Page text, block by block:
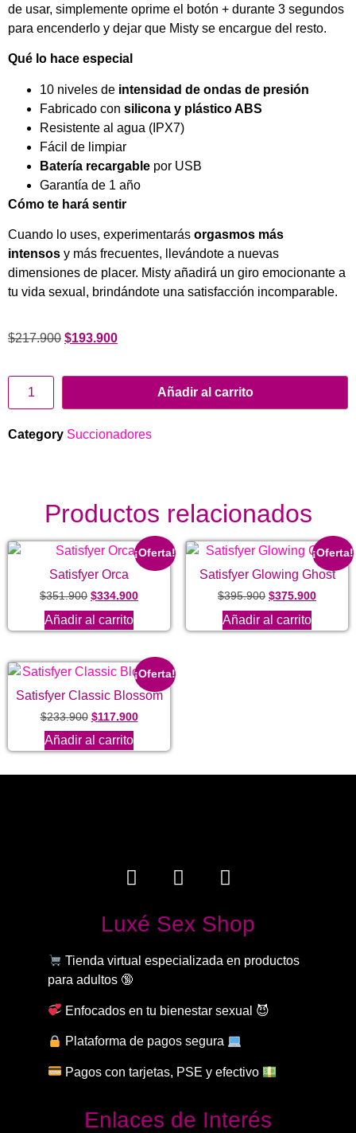
de usar, simplemente oprime el botón + durante 3 segundos
para encenderlo y dejar que Misty se encargue del resto.
Qué lo hace especial
10 niveles de intensidad de ondas de presión
Fabricado con silicona y plástico ABS
Resistente al agua (IPX7)
Fácil de limpiar
Batería recargable por USB
Garantía de 1 año
Cómo te hará sentir
Cuando lo uses, experimentarás orgasmos más
intensos y más frecuentes, llevándote a nuevas
dimensiones de placer. Misty añadirá un giro emocionante a
tu vida sexual, brindándote una satisfacción incomparable.
$217.900 $193.900
Añadir al carrito
Category Succionadores
Productos relacionados
¡Oferta!
Satisfyer Orca
$351.900 $334.900
Añadir al carrito
¡Oferta!
Satisfyer Glowing Ghost
$395.900 $375.900
Añadir al carrito
¡Oferta!
Satisfyer Classic Blossom
$233.900 $117.900
Añadir al carrito
Luxé Sex Shop
Tienda virtual especializada en productos
para adultos 🔞
Enfocados en tu bienestar sexual 😈
Plataforma de pagos segura
Pagos con tarjetas, PSE y efectivo
Enlaces de Interés